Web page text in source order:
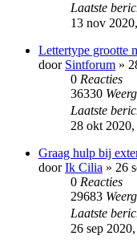
Laatste
13 nov
Lettertype grootte
door Sintforum »
0 Reacties
36330
Laatste
28 okt
Graag hulp bij
doorIk Cilia » 26
0 Reacties
29683
Laatste
26 sep